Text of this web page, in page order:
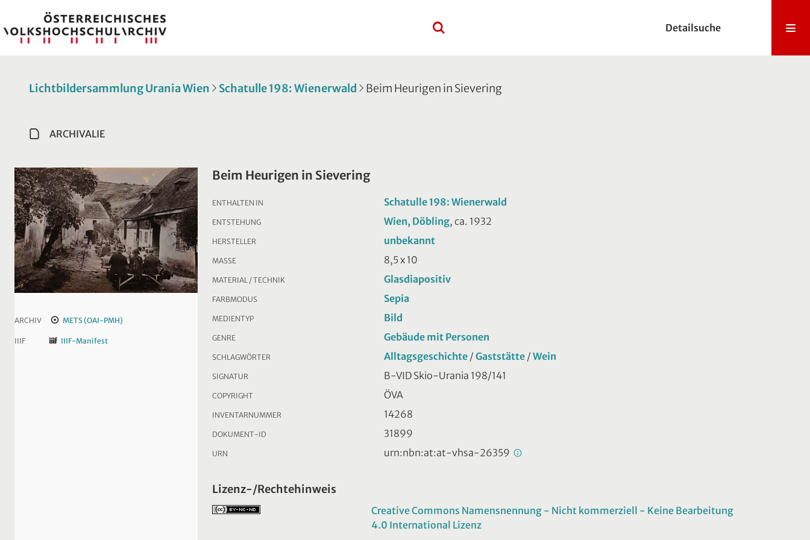
Detailsuche
Lichtbildersammlung Urania Wien Schatulle 198: Wienerwald Beim Heurigen in Sievering
ARCHIVALIE
ARCHIV METS (OAI-PMH)
IIIF IIIF-Manifest
Beim Heurigen in Sievering
ENTHALTEN IN Schatulle 198: Wienerwald
ENTSTEHUNG Wien, Döbling, ca. 1932
HERSTELLER unbekannt
MASSE 8,5 x 10
MATERIAL / TECHNIK Glasdiapositiv
FARBMODUS Sepia
MEDIENTYP Bild
GENRE Gebäude mit Personen
SCHLAGWÖRTER Alltagsgeschichte / Gaststätte / Wein
SIGNATUR B-VID Skio-Urania 198/141
COPYRIGHT ÖVA
INVENTARNUMMER 14268
DOKUMENT-ID 31899
URN urn:nbn:at:at-vhsa-26359
Lizenz-/Rechtehinweis
Creative Commons Namensnennung - Nicht kommerziell - Keine Bearbeitung
4.0 International Lizenz